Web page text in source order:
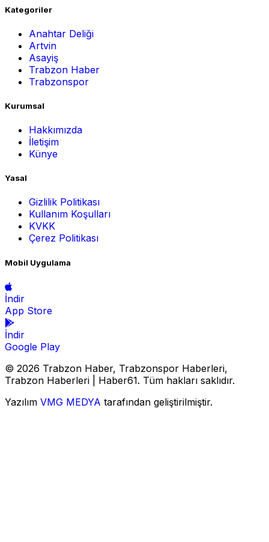
Kategoriler
Anahtar Deliği
Artvin
Asayiş
Trabzon Haber
Trabzonspor
Kurumsal
Hakkımızda
İletişim
Künye
Yasal
Gizlilik Politikası
Kullanım Koşulları
KVKK
Çerez Politikası
Mobil Uygulama
İndir
App Store
İndir
Google Play
© 2026 Trabzon Haber, Trabzonspor Haberleri,
Trabzon Haberleri | Haber61. Tüm hakları saklıdır.
Yazılım VMG MEDYA tarafından geliştirilmiştir.